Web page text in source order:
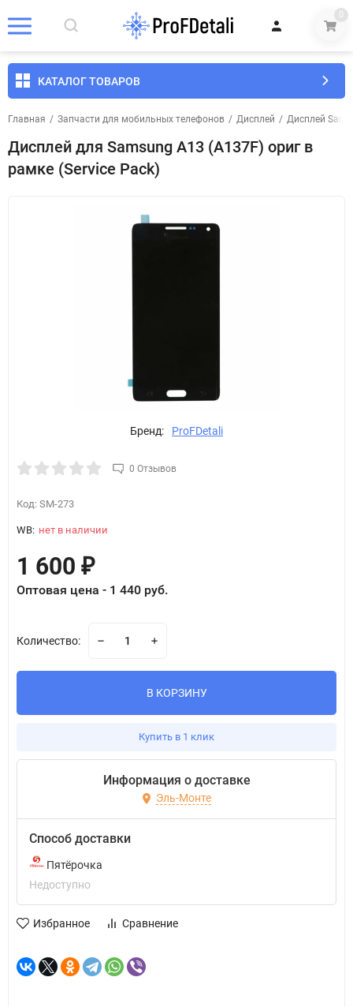
0
КАТАЛОГ ТОВАРОВ
Главная / Запчасти для мобильных телефонов / Дисплей / Дисплей
Дисплей для Samsung A13 (A137F) ориг в
рамке (Service Pack)
Бренд: ProFDetali
0 Отзывов
Код: SM-273
WB: нет в наличии
1 600 ₽
Оптовая цена - 1 440 руб.
Количество:
В КОРЗИНУ
Купить в 1 клик
Информация о доставке
Эль-Монте
Способ доставки
Пятёрочка
Недоступно
Избранное Сравнение